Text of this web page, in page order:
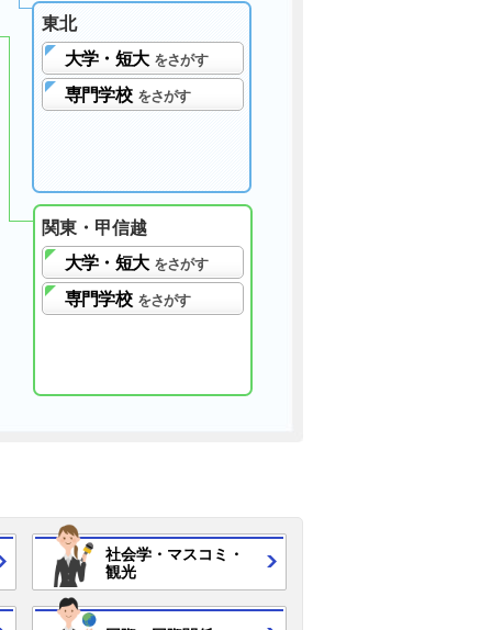
東北
大学・短大 をさがす
専門学校 をさがす
関東・甲信越
大学・短大 をさがす
専門学校 をさがす
社会学・ マスコミ・
観光